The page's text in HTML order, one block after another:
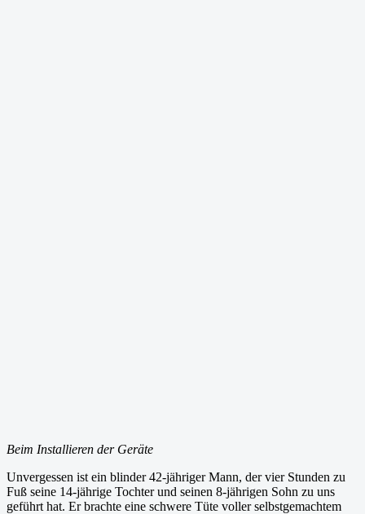
Beim Installieren der Geräte
Unvergessen ist ein blinder 42-jähriger Mann, der vier Stunden zu
Fuß seine 14-jährige Tochter und seinen 8-jährigen Sohn zu uns
geführt hat. Er brachte eine schwere Tüte voller selbstgemachtem